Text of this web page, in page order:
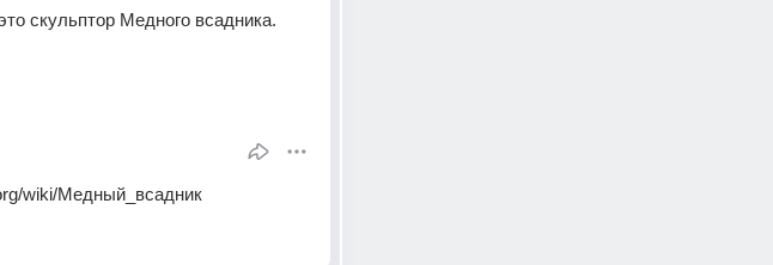
скульптор Медного всадника.
wiki/Медный_всадник